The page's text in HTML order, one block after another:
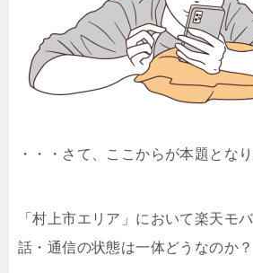
・・・さて、ここからが本題となり
「村上市エリア」において楽天モ
話・通信の状態は一体どうなのか？